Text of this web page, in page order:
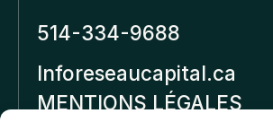
514-334-9688
Inforeseaucapital.ca
MENTIONS LÉGALES